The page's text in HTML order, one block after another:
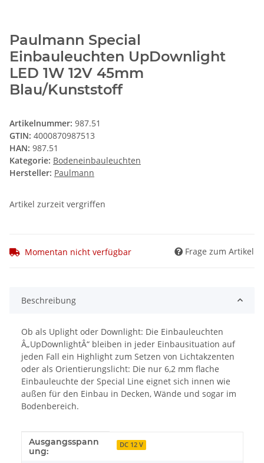
Paulmann Special
Einbauleuchten UpDownlight
LED 1W 12V 45mm
Blau/Kunststoff
Artikelnummer: 987.51
GTIN: 4000870987513
HAN: 987.51
Kategorie: Bodeneinbauleuchten
Hersteller: Paulmann
Artikel zurzeit vergriffen
Momentan nicht verfügbar Frage zum Artikel
Beschreibung
Ob als Uplight oder Downlight: Die Einbauleuchten
Â„UpDownlightÂ“ bleiben in jeder Einbausituation auf
jeden Fall ein Highlight zum Setzen von Lichtakzenten
oder als Orientierungslicht: Die nur 6,2 mm flache
Einbauleuchte der Special Line eignet sich innen wie
außen für den Einbau in Decken, Wände und sogar im
Bodenbereich.
Produkteigenschaft
Wert
Ausgangsspann
ung:
DC 12 V